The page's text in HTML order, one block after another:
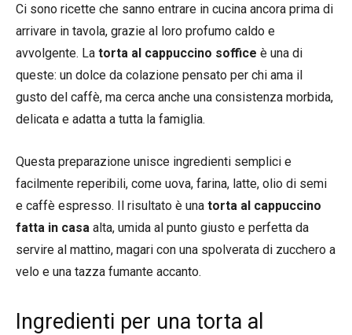
Ci sono ricette che sanno entrare in cucina ancora prima di
arrivare in tavola, grazie al loro profumo caldo e
avvolgente. La torta al cappuccino soffice è una di
queste: un dolce da colazione pensato per chi ama il
gusto del caffè, ma cerca anche una consistenza morbida,
delicata e adatta a tutta la famiglia.
Questa preparazione unisce ingredienti semplici e
facilmente reperibili, come uova, farina, latte, olio di semi
e caffè espresso. Il risultato è una torta al cappuccino
fatta in casa alta, umida al punto giusto e perfetta da
servire al mattino, magari con una spolverata di zucchero a
velo e una tazza fumante accanto.
Ingredienti per una torta al